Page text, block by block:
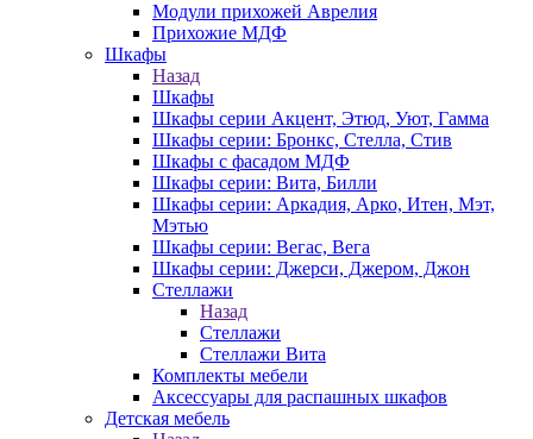
Модули прихожей Аврелия
Прихожие МДФ
Шкафы
Назад
Шкафы
Шкафы серии Акцент, Этюд, Уют, Гамма
Шкафы серии: Бронкс, Стелла, Стив
Шкафы с фасадом МДФ
Шкафы серии: Вита, Билли
Шкафы серии: Аркадия, Арко, Итен, Мэт,
Мэтью
Шкафы серии: Вегас, Вега
Шкафы серии: Джерси, Джером, Джон
Стеллажи
Назад
Стеллажи
Стеллажи Вита
Комплекты мебели
Аксессуары для распашных шкафов
Детская мебель